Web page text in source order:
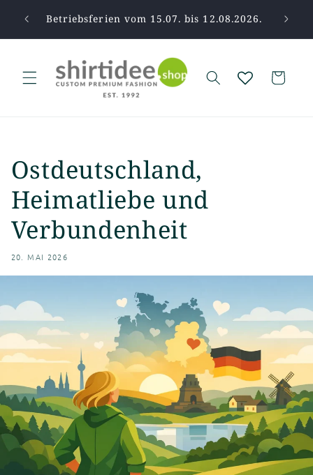
zum
Betriebsferien vom 15.07. bis 12.08.2026.
Warenkorb
Ostdeutschland,
Heimatliebe und
Verbundenheit
20. MAI 2026